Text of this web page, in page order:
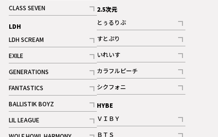
記事
CLASS SEVEN
記事
LDH
LDH SCREAM
記事
EXILE
記事
GENERATIONS
記事
FANTASTICS
記事
BALLISTIK BOYZ
記事
LIL LEAGUE
記事
2.5次元
とぅるりぶ
記事
すとぷり
記事
ギャラリー
いれいす
記事
ギャラリー
カラフルピーチ
記事
シクフォニ
記事
HYBE
ＶＩＢＹ
記事
ＢＴＳ